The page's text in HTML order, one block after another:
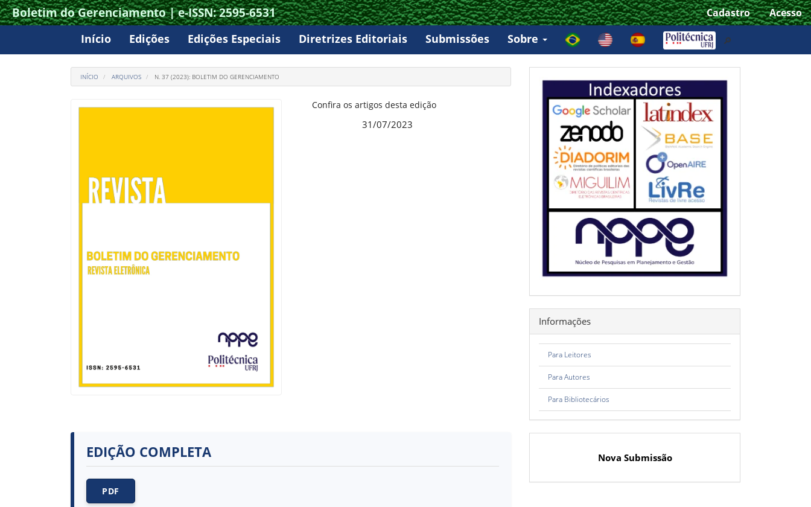
Acesso
para
conteúdo
Boletim do Gerenciamento | e-ISSN: 2595-6531 Cadastro Acesso
Início Edições Edições Especiais Diretrizes Editoriais Submissões Sobre 🔎
INÍCIO ARQUIVOS N. 37 (2023): BOLETIM DO GERENCIAMENTO
Confira os artigos desta edição
31/07/2023
EDIÇÃO COMPLETA
PDF
Informações
Para Leitores
Para Autores
Para Bibliotecários
Nova Submissão